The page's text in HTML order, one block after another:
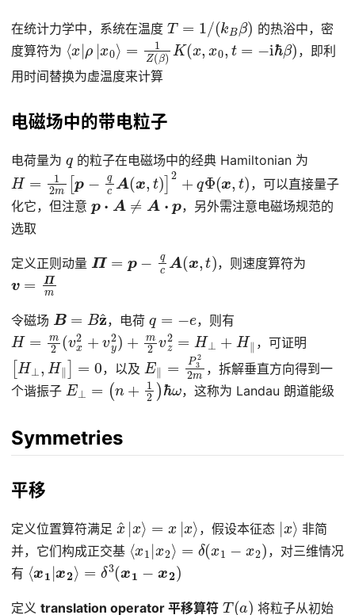
在统计力学中，系统在温度 T= /( kBβ
的热浴中，密
度算符为 ⟨ x| ρ |x 0⟩ =1 (β K(x x0, =−i ℏ β)
，即利
用时间替换为虚温度来计算
电磁场中的带电粒子
电荷量为 的粒子在电磁场中的经典 Hamiltonian 为
H= m [p A x , 2+q x,t)
，可以直接量子
化它，但注意
A ≠ A⋅p
，另外需注意电磁场规范的
选取
定义正则动量 Π= A( ,t) ，则速度算符为
v= m
令磁场 B= z^ ，电荷 ，则有
H=m2( v x2 y2 )+m2 v =H⊥+H ，可证明
[H⊥ H∥ 0 ，以及 E∥ P32 m
，拆解垂直方向得到一
个谐振子 E⊥ ( n 1 2 )ℏω ，这称为 Landau 朗道能级
Symmetries
平移
定义位置算符满足 x ^ x x ，假设本征态 | ⟩ 非简
并，它们构成正交基 ⟨ x | 2 = δ (x1−x 2 )
，对三维情况
有 ⟨ x1 |x2⟩= 3(x − x2
定义 translation operator 平移算符 T(a ) 将粒子从初始